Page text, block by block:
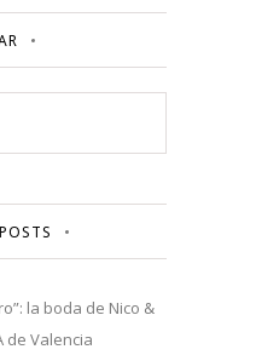
la boda de Nico &
de Valencia